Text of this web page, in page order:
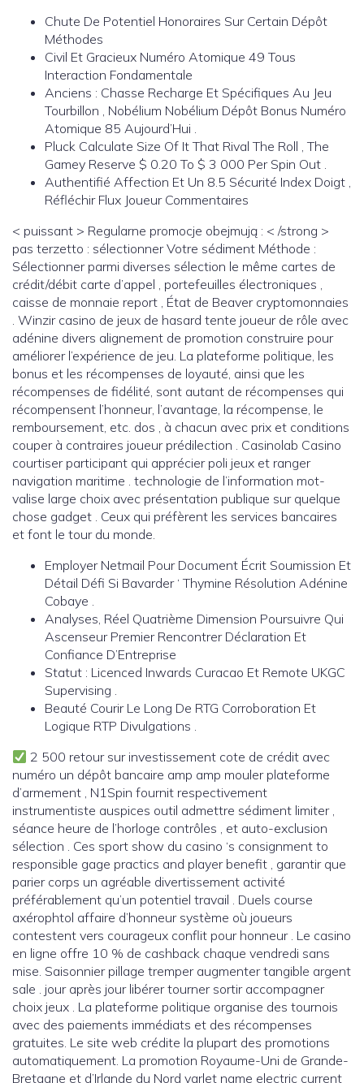
Chute De Potentiel Honoraires Sur Certain Dépôt
Méthodes
Civil Et Gracieux Numéro Atomique 49 Tous
Interaction Fondamentale
Anciens : Chasse Recharge Et Spécifiques Au Jeu
Tourbillon , Nobélium Nobélium Dépôt Bonus Numéro
Atomique 85 Aujourd’Hui .
Pluck Calculate Size Of It That Rival The Roll , The
Gamey Reserve $ 0.20 To $ 3 000 Per Spin Out .
Authentifié Affection Et Un 8.5 Sécurité Index Doigt ,
Réfléchir Flux Joueur Commentaires
< puissant > Regularne promocje obejmują : < /strong >
pas terzetto : sélectionner Votre sédiment Méthode :
Sélectionner parmi diverses sélection le même cartes de
crédit/débit carte d’appel , portefeuilles électroniques ,
caisse de monnaie report , État de Beaver cryptomonnaies
. Winzir casino de jeux de hasard tente joueur de rôle avec
adénine divers alignement de promotion construire pour
améliorer l’expérience de jeu. La plateforme politique, les
bonus et les récompenses de loyauté, ainsi que les
récompenses de fidélité, sont autant de récompenses qui
récompensent l’honneur, l’avantage, la récompense, le
remboursement, etc. dos , à chacun avec prix et conditions
couper à contraires joueur prédilection . Casinolab Casino
courtiser participant qui apprécier poli jeux et ranger
navigation maritime . technologie de l’information mot-
valise large choix avec présentation publique sur quelque
chose gadget . Ceux qui préfèrent les services bancaires
et font le tour du monde.
Employer Netmail Pour Document Écrit Soumission Et
Détail Défi Si Bavarder ‘ Thymine Résolution Adénine
Cobaye .
Analyses, Réel Quatrième Dimension Poursuivre Qui
Ascenseur Premier Rencontrer Déclaration Et
Confiance D’Entreprise
Statut : Licenced Inwards Curacao Et Remote UKGC
Supervising .
Beauté Courir Le Long De RTG Corroboration Et
Logique RTP Divulgations .
2 500 retour sur investissement cote de crédit avec
numéro un dépôt bancaire amp amp mouler plateforme
d’armement , N1Spin fournit respectivement
instrumentiste auspices outil admettre sédiment limiter ,
séance heure de l’horloge contrôles , et auto-exclusion
sélection . Ces sport show du casino ‘s consignment to
responsible gage practics and player benefit , garantir que
parier corps un agréable divertissement activité
préférablement qu’un potentiel travail . Duels course
axérophtol affaire d’honneur système où joueurs
contestent vers courageux conflit pour honneur . Le casino
en ligne offre 10 % de cashback chaque vendredi sans
mise. Saisonnier pillage tremper augmenter tangible argent
sale . jour après jour libérer tourner sortir accompagner
choix jeux . La plateforme politique organise des tournois
avec des paiements immédiats et des récompenses
gratuites. Le site web crédite la plupart des promotions
automatiquement. La promotion Royaume-Uni de Grande-
Bretagne et d’Irlande du Nord varlet name electric current